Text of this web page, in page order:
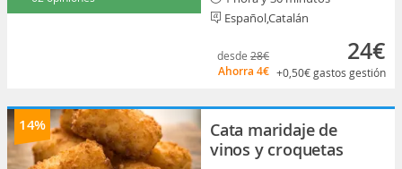
Español,Catalán
desde 28€
Ahorra 4€
24€
+0,50€gastos gestión
14%
Cata maridaje de
vinos y croquetas